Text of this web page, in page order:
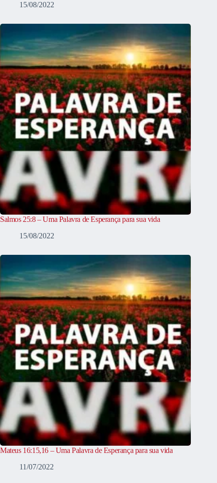
15/08/2022
Salmos 25:8 – Uma Palavra de Esperança para sua vida
15/08/2022
Mateus 16:15,16 – Uma Palavra de Esperança para sua vida
11/07/2022